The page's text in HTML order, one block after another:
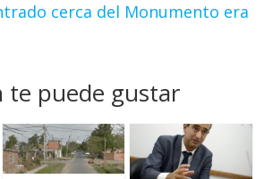
cerca del Monumento era
te puede gustar